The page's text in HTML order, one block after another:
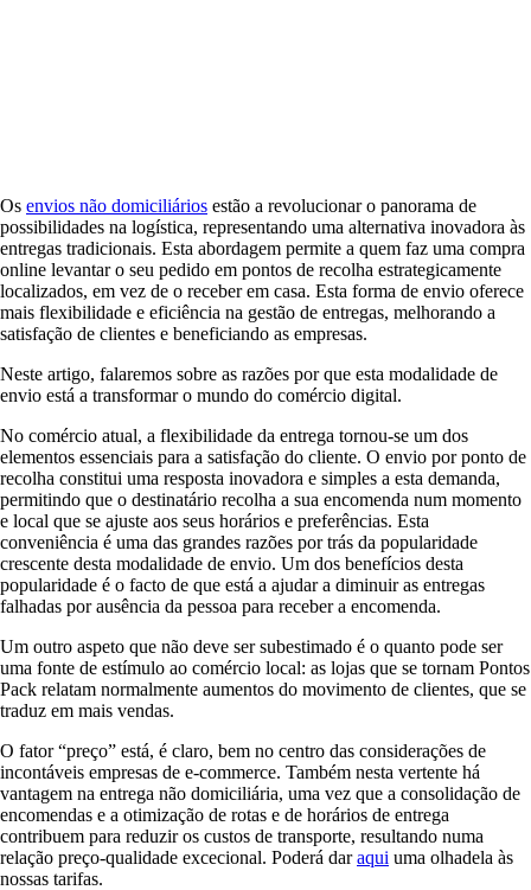
Os envios não domiciliários estão a revolucionar o panorama de
possibilidades na logística, representando uma alternativa inovadora às
entregas tradicionais. Esta abordagem permite a quem faz uma compra
online levantar o seu pedido em pontos de recolha estrategicamente
localizados, em vez de o receber em casa. Esta forma de envio oferece
mais flexibilidade e eficiência na gestão de entregas, melhorando a
satisfação de clientes e beneficiando as empresas.
Neste artigo, falaremos sobre as razões por que esta modalidade de
envio está a transformar o mundo do comércio digital.
No comércio atual, a flexibilidade da entrega tornou-se um dos
elementos essenciais para a satisfação do cliente. O envio por ponto de
recolha constitui uma resposta inovadora e simples a esta demanda,
permitindo que o destinatário recolha a sua encomenda num momento
e local que se ajuste aos seus horários e preferências. Esta
conveniência é uma das grandes razões por trás da popularidade
crescente desta modalidade de envio. Um dos benefícios desta
popularidade é o facto de que está a ajudar a diminuir as entregas
falhadas por ausência da pessoa para receber a encomenda.
Um outro aspeto que não deve ser subestimado é o quanto pode ser
uma fonte de estímulo ao comércio local: as lojas que se tornam Pontos
Pack relatam normalmente aumentos do movimento de clientes, que se
traduz em mais vendas.
O fator “preço” está, é claro, bem no centro das considerações de
incontáveis empresas de e-commerce. Também nesta vertente há
vantagem na entrega não domiciliária, uma vez que a consolidação de
encomendas e a otimização de rotas e de horários de entrega
contribuem para reduzir os custos de transporte, resultando numa
relação preço-qualidade excecional. Poderá daraqui uma olhadela às
nossas tarifas.